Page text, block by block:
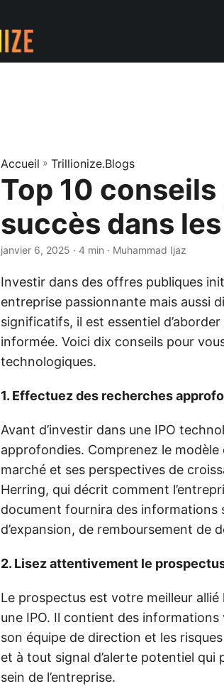
Accueil » Trillionize.Blogs
Top 10
succès dans
janvier 6, 2025 · 4 min · Muhammad Ijaz
Investir dans des offres publiques
entreprise passionnante mais aussi
significatifs, il est essentiel
informée. Voici dix conseils pour
technologiques.
1. Effectuez des recherches
Avant d’investir dans une IPO
approfondies. Comprenez le modèle
marché et ses perspectives de
Herring, qui décrit comment
document fournira des informations
d’expansion, de remboursement de
2. Lisez attentivement le
Le prospectus est votre meilleur
une IPO. Il contient des informations
son équipe de direction et les
et à tout signal d’alerte potentiel
sein de l’entreprise.